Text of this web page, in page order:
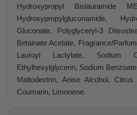
Hydroxypropyl Bislauramide
Hydroxypropylgluconamide,
Gluconate, Polyglyceryl-3
Betainate Acetate, Fragrance/
Lauroyl Lactylate, Sodium
Ethylhexylglycerin, Sodium
Maltodextrin, Anise Alcohol,
Coumarin, Limonene.